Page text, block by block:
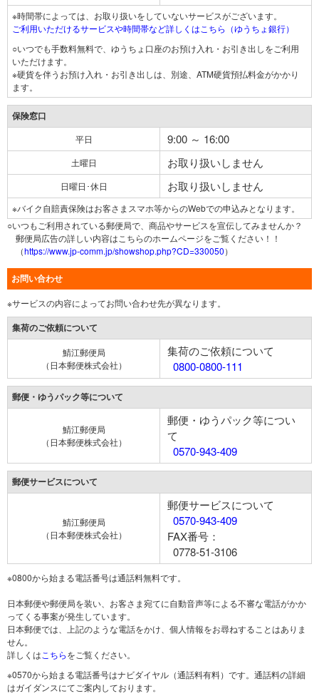
※時間帯によっては、お取り扱いをしていないサービスがございます。
ご利用いただけるサービスや時間帯など詳しくはこちら（ゆうちょ銀行）
○いつでも手数料無料で、ゆうちょ口座のお預け入れ・お引き出しをご利用
いただけます。
※硬貨を伴うお預け入れ・お引き出しは、別途、ATM硬貨預払料金がかかり
ます。
保険窓口
平日 9:00 ～ 16:00
土曜日 お取り扱いしません
日曜日･休日 お取り扱いしません
※バイク自賠責保険はお客さまスマホ等からのWebでの申込みとなります。
○いつもご利用されている郵便局で、商品やサービスを宣伝してみませんか？
郵便局広告の詳しい内容はこちらのホームページをご覧ください！！
（https://www.jp-comm.jp/showshop.php?CD=330050）
お問い合わせ
※サービスの内容によってお問い合わせ先が異なります。
集荷のご依頼について
鯖江郵便局
（日本郵便株式会社）
集荷のご依頼について
0800-0800-111
郵便・ゆうパック等について
鯖江郵便局
（日本郵便株式会社）
郵便・ゆうパック等につい
て
0570-943-409
郵便サービスについて
鯖江郵便局
（日本郵便株式会社）
郵便サービスについて
0570-943-409
FAX番号：
0778-51-3106
※0800から始まる電話番号は通話料無料です。
日本郵便や郵便局を装い、お客さま宛てに自動音声等による不審な電話がかか
ってくる事案が発生しています。
日本郵便では、上記のような電話をかけ、個人情報をお尋ねすることはありま
せん。
詳しくは こちらをご覧ください。
※0570から始まる電話番号はナビダイヤル（通話料有料）です。通話料の詳細
はガイダンスにてご案内しております。